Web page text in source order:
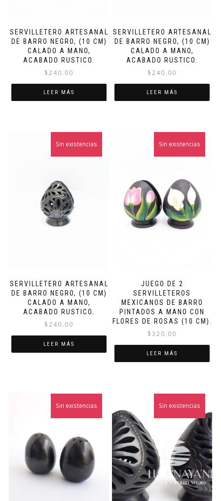
SERVILLETERO ARTESANAL
DE BARRO NEGRO, (10 CM)
CALADO A MANO,
ACABADO RUSTICO.
$240.00
LEER MÁS
SERVILLETERO ARTESANAL
DE BARRO NEGRO, (10 CM)
CALADO A MANO,
ACABADO RUSTICO.
$240.00
LEER MÁS
SERVILLETERO ARTESANAL
DE BARRO NEGRO, (10 CM)
CALADO A MANO,
ACABADO RUSTICO.
$240.00
Sin existencias
LEER MÁS
JUEGO DE 2
SERVILLETEROS
MEXICANOS DE BARRO
PINTADOS A MANO CON
FLORES DE ROSAS (10 CM).
$320.00
Sin existencias
LEER MÁS
Sin existencias Sin existencias